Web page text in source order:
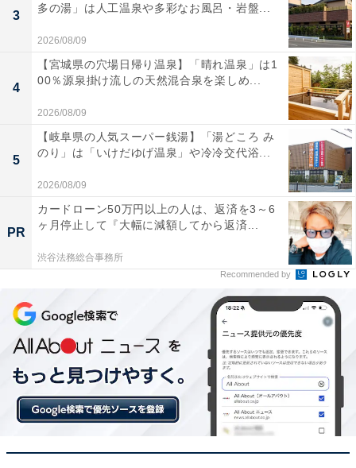
このような「フュージョンダウン」が入っている
写真のような「フュージョンダウン」が入っています。
これはサンプルとして、商品に付いてきたものです。
「洗えるフュージョンダウンスカート」を持ったときに
は、重さをあまり感じませんでした。スカートとして使
うなら重さはあまり関係ないのでは？ と思うこともあり
ますが、スカート以外にも使える「洗えるフュージョン
ダウンスカート」の持ち運びを考えると、この軽さが魅
力になってくるのです。
3
多の湯」は人工温泉や多彩なお風呂・岩盤...
2026/08/09
4
【宮城県の穴場日帰り温泉】「晴れ温泉」は1
00％源泉掛け流しの天然混合泉を楽しめ...
2026/08/09
5
【岐阜県の人気スーパー銭湯】「湯どころ み
のり」は「いけだゆげ温泉」や冷冷交代浴...
2026/08/09
PR
カードローン50万円以上の人は、返済を3～6
ヶ月停止して『大幅に減額してから返済...
渋谷法務総合事務所
Recommended by